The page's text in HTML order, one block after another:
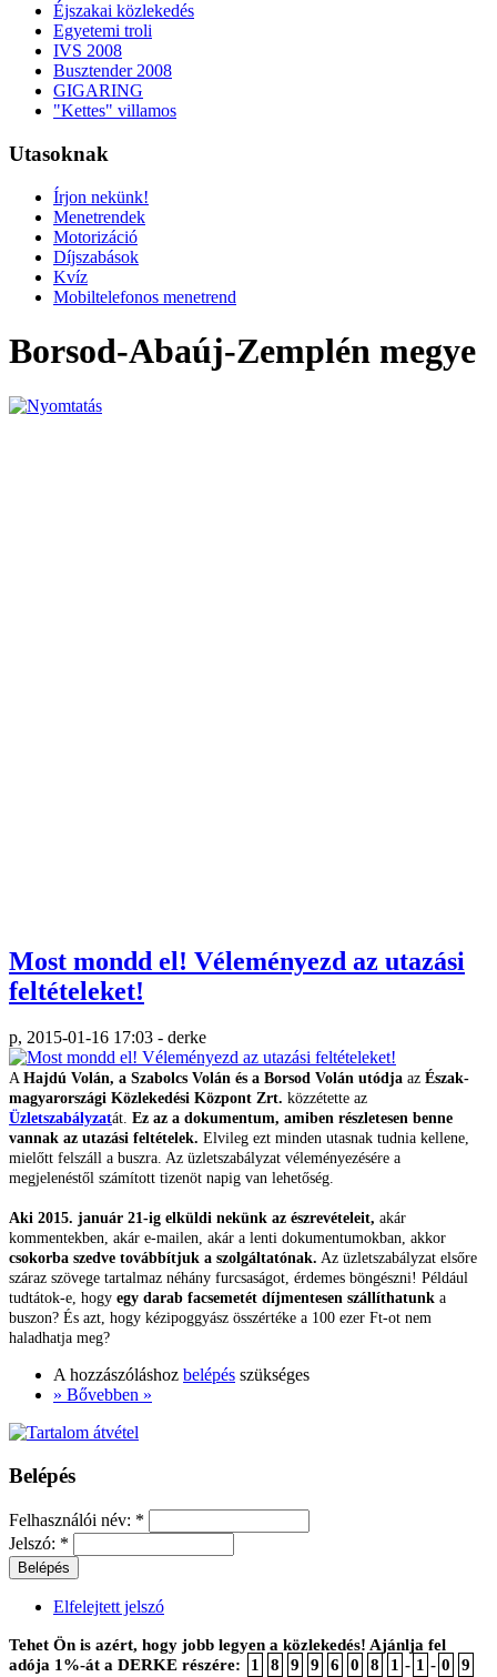
Éjszakai közlekedés
Egyetemi troli
IVS 2008
Busztender 2008
GIGARING
"Kettes" villamos
Utasoknak
Írjon nekünk!
Menetrendek
Motorizáció
Díjszabások
Kvíz
Mobiltelefonos menetrend
Borsod-Abaúj-Zemplén megye
Most mondd el! Véleményezd az utazási
feltételeket!
p, 2015-01-16 17:03 - derke
A Hajdú Volán, a Szabolcs Volán és a Borsod Volán utódja az Észak-
magyarországi Közlekedési Központ Zrt. közzétette az
Üzletszabályzatát. Ez az a dokumentum, amiben részletesen benne
vannak az utazási feltételek. Elvileg ezt minden utasnak tudnia kellene,
mielőtt felszáll a buszra. Az üzletszabályzat véleményezésére a
megjelenéstől számított tizenöt napig van lehetőség.
Aki 2015. január 21-ig elküldi nekünk az észrevételeit, akár
kommentekben, akár e-mailen, akár a lenti dokumentumokban, akkor
csokorba szedve továbbítjuk a szolgáltatónak. Az üzletszabályzat elsőre
száraz szövege tartalmaz néhány furcsaságot, érdemes böngészni! Például
tudtátok-e, hogy egy darab facsemetét díjmentesen szállíthatunk a
buszon? És azt, hogy kézipoggyász összértéke a 100 ezer Ft-ot nem
haladhatja meg?
A hozzászóláshoz belépés szükséges
» Bővebben »
Belépés
Felhasználói név: *
Jelszó: *
Elfelejtett jelszó
Tehet Ön is azért, hogy jobb legyen a közlekedés! Ajánlja fel
adója 1%-át a DERKE részére:
1 8 9 9 6 0 8 1 - 1 - 0 9